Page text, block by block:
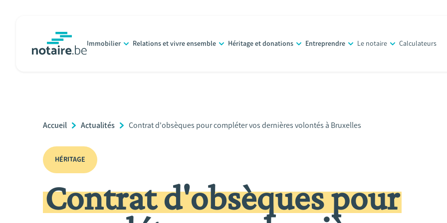
principal
Immobilier Relations et vivre ensemble Héritage et donations Entreprendre Le notaire Calculateurs
Breadcrumb
Accueil Actualités
Current
Contrat d'obsèques pour compléter vos dernières volontés à Bruxelles
HÉRITAGE
Contrat d'obsèques pour